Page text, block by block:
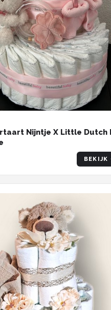
Nijntje X Little Dutch
BEKIJK